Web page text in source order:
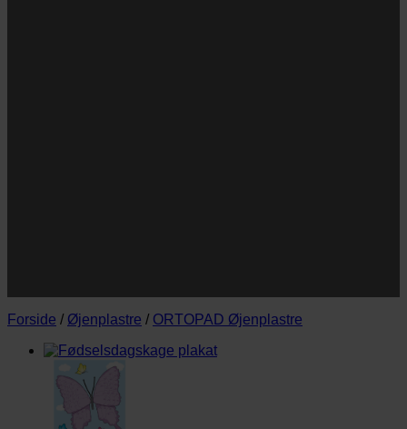
Forside / Øjenplastre / ORTOPAD Øjenplastre